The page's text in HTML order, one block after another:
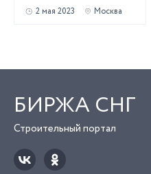
2 мая 2023 Москва
БИРЖА СНГ
Строительный портал